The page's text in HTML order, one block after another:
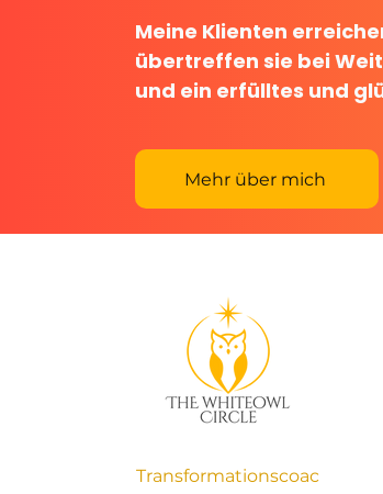
Meine Klienten
übertreffen sie bei
und ein erfülltes und
Mehr über mich
Transformationscoac